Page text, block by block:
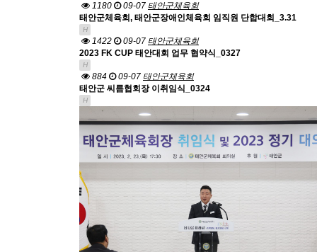
1180 09-07 태안군체육회
태안군체육회, 태안군장애인체육회 임직원 단합대회_3.31
H
1422 09-07 태안군체육회
2023 FK CUP 태안대회 업무 협약식_0327
H
884 09-07 태안군체육회
태안군 씨름협회장 이취임식_0324
H